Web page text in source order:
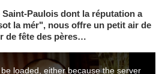
Saint-Paulois dont la réputation a
la mér", nous offre un petit air de
de fête des pères…